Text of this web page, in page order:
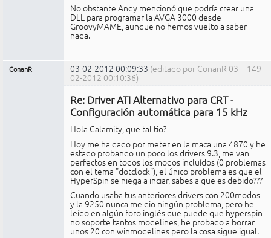
No obstante Andy mencionó que podría crear una
DLL para programar la AVGA 3000 desde
GroovyMAME, aunque no hemos vuelto a saber
nada.
149
ConanR 03-02-2012 00:09:33 (editado por ConanR 03-
02-2012 00:10:36)
Re: Driver ATI Alternativo para CRT -
Configuración automática para 15 kHz
Hola Calamity, que tal tio?
Hoy me ha dado por meter en la maca una 4870 y he
estado probando un poco los drivers 9.3, me van
perfectos en todos los modos incluídos (0 problemas
con el tema "dotclock"), el único problema es que el
HyperSpin se niega a inciar, sabes a que es debido???
Cuando usaba tus anteriores drivers con 200modos
y la 9250 nunca me dio ningún problema, pero he
leído en algún foro inglés que puede que hyperspin
no soporte tantos modelines, he probado a borrar
unos 20 con winmodelines pero la cosa sigue igual.